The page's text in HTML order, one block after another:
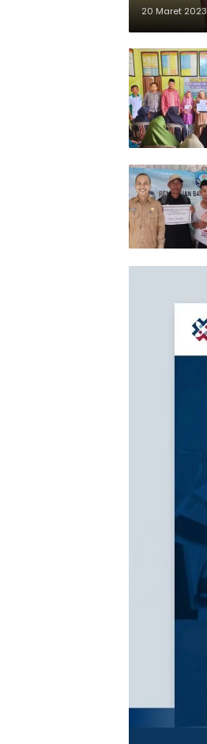
20 Maret 2023